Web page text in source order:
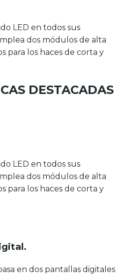
LED en todos sus
dos módulos de alta
para los haces de corta y
DESTACADAS
LED en todos sus
dos módulos de alta
para los haces de corta y
.
en dos pantallas digitales